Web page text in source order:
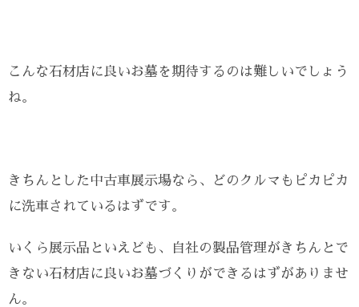
こんな石材店に良いお墓を期待するのは難しいでしょう
ね。
きちんとした中古車展示場なら、どのクルマもピカピカ
に洗車されているはずです。
いくら展示品といえども、自社の製品管理がきちんとで
きない石材店に良いお墓づくりができるはずがありませ
ん。